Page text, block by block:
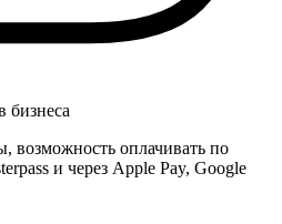
бизнеса
возможность оплачивать по
и через Apple Pay, Google